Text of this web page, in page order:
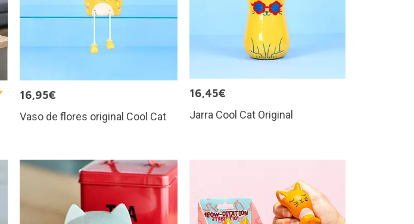
16,95€
Vaso de flores original Cool Cat
16,45€
Jarra Cool Cat Original